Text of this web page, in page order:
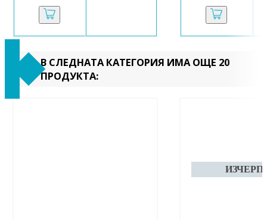
В СЛЕДНАТА КАТЕГОРИЯ ИМА ОЩЕ 20
ПРОДУКТА: